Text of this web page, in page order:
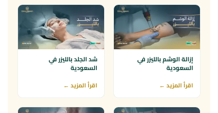
إزالة الوشم بالليزر في
السعودية
اقرأ المزيد ←
شد الجلد بالليزر في
السعودية
اقرأ المزيد ←